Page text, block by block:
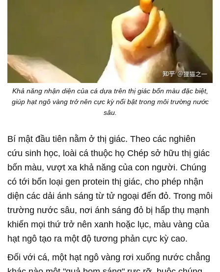
Khả năng nhận diện của cá dựa trên thị giác bốn màu đặc biệt,
giúp hạt ngô vàng trở nên cực kỳ nổi bật trong môi trường nước
sâu.
Bí mật đầu tiên nằm ở thị giác. Theo các nghiên
cứu sinh học, loài cá thuộc họ Chép sở hữu thị giác
bốn màu, vượt xa khả năng của con người. Chúng
có tới bốn loại gen protein thị giác, cho phép nhận
diện các dải ánh sáng từ tử ngoại đến đỏ. Trong môi
trường nước sâu, nơi ánh sáng đỏ bị hấp thụ mạnh
khiến mọi thứ trở nên xanh hoặc lục, màu vàng của
hạt ngô tạo ra một độ tương phản cực kỳ cao.
Đối với cá, một hạt ngô vàng rơi xuống nước chẳng